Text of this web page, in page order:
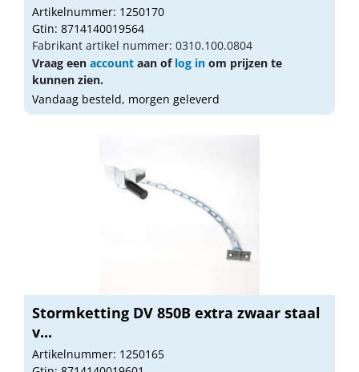
Artikelnummer: 1250170
Gtin: 8714140019564
Fabrikant artikel nummer: 0310.100.0804
Vraag een account aan of log in om prijzen te
kunnen zien.
Vandaag besteld, morgen geleverd
Stormketting DV 850B extra zwaar staal
v...
Artikelnummer: 1250165